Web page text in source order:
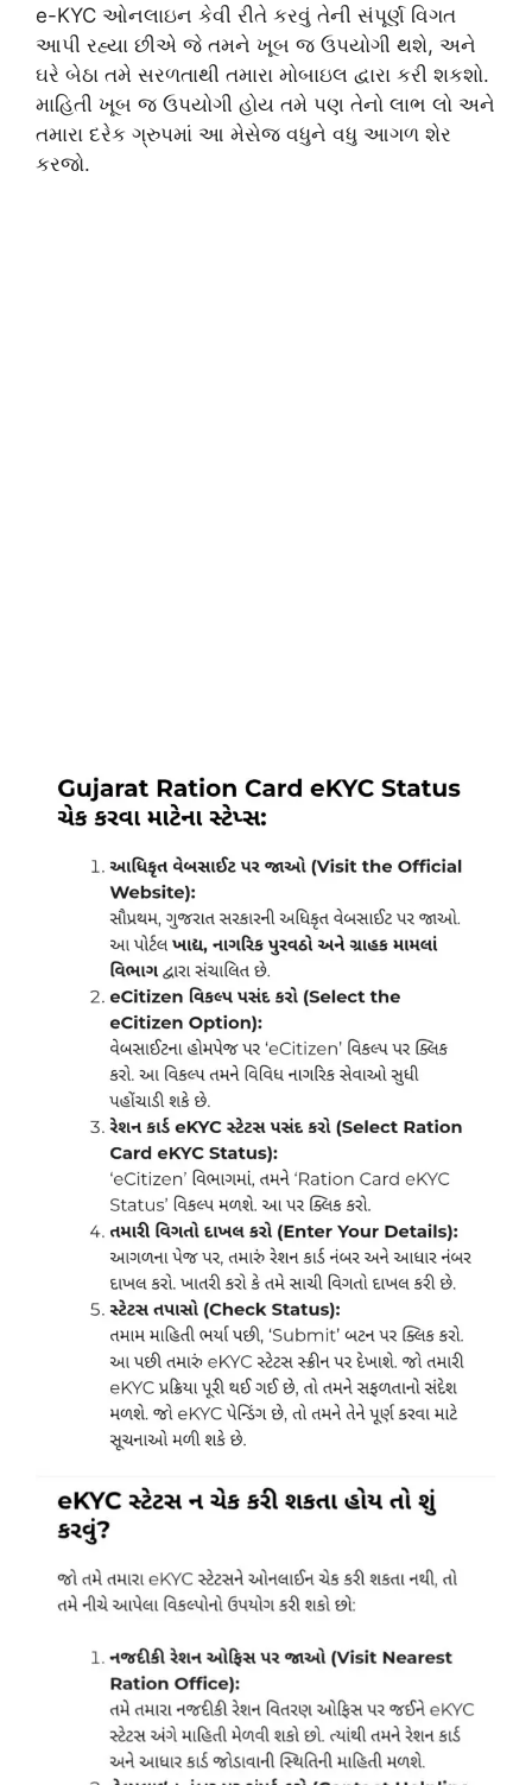
e-KYC ઓનલાઇન કેવી રીતે કરવું તેની સંપૂર્ણ વિગત
આપી રહ્યા છીએ જે તમને ખૂબ જ ઉપયોગી થશે, અને
ઘરે બેઠા તમે સરળતાથી તમારા મોબાઇલ દ્વારા કરી શકશો.
માહિતી ખૂબ જ ઉપયોગી હોય તમે પણ તેનો લાભ લો અને
તમારા દરેક ગ્રુપમાં આ મેસેજ વધુને વધુ આગળ શેર
કરજો.